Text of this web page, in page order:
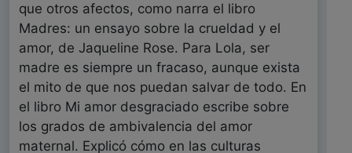
que otros afectos, como narra el libro
Madres: un ensayo sobre la crueldad y el
amor, de Jaqueline Rose. Para Lola, ser
madre es siempre un fracaso, aunque exista
el mito de que nos puedan salvar de todo. En
el libro Mi amor desgraciado escribe sobre
los grados de ambivalencia del amor
maternal. Explicó cómo en las culturas